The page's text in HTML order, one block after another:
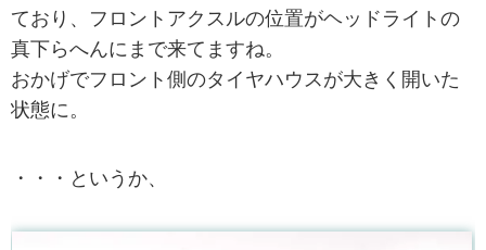
ており、フロントアクスルの位置がヘッドライトの
真下らへんにまで来てますね。
おかげでフロント側のタイヤハウスが大きく開いた
状態に。
・・・というか、